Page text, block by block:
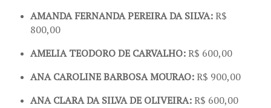
AMANDA FERNANDA PEREIRA DA SILVA:R$
800,00
AMELIA TEODORO DE CARVALHO:R$ 600,00
ANA CAROLINE BARBOSA MOURAO:R$ 900,00
ANA CLARA DA SILVA DE OLIVEIRA:R$ 600,00